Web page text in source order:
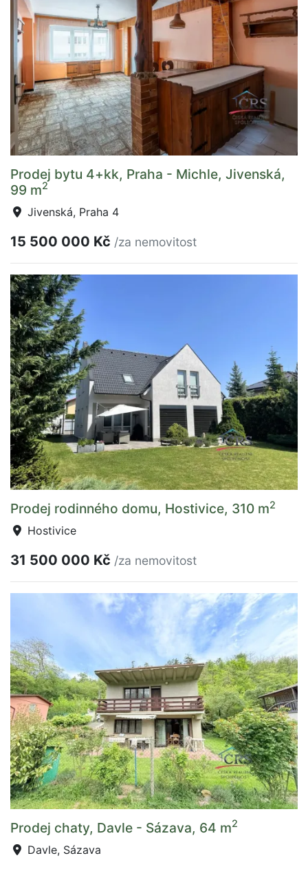
Prodej bytu 4+kk, Praha - Michle, Jivenská,
99 m2
Jivenská, Praha 4
15 500 000 Kč /za nemovitost
Prodej rodinného domu, Hostivice, 310 m2
Hostivice
31 500 000 Kč /za nemovitost
Prodej chaty, Davle - Sázava, 64 m2
Davle, Sázava